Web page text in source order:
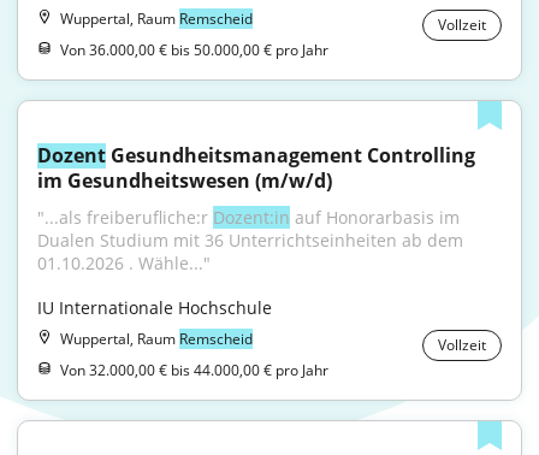
Wuppertal, Raum Remscheid
Vollzeit
Von 36.000,00 € bis 50.000,00 € pro Jahr
Dozent Gesundheitsmanagement Controlling
im Gesundheitswesen (m/w/d)
"...als freiberufliche:r Dozent:in auf Honorarbasis im
Dualen Studium mit 36 Unterrichtseinheiten ab dem
01.10.2026 . Wähle..."
IU Internationale Hochschule
Wuppertal, Raum Remscheid
Vollzeit
Von 32.000,00 € bis 44.000,00 € pro Jahr